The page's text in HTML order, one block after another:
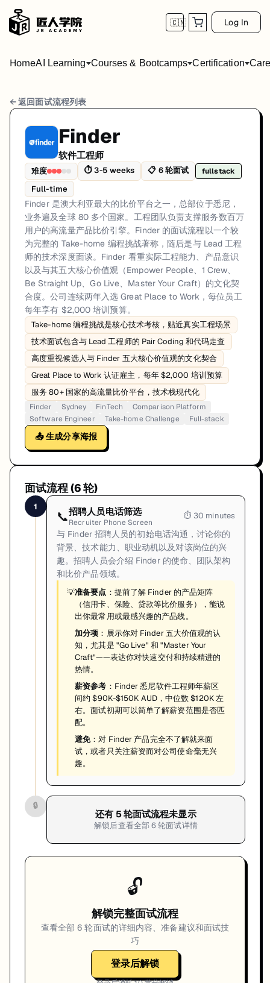
🇨🇳 Log In
HomeAI Learning Courses & Bootcamps Certification
Finder 软件工程师 面试流程
岗位方向: fullstack
Finder 是澳大利亚最大的比价平台之一，总部位于悉尼，业务遍及全
Finder的软件工程师面试共6轮，以下是每轮面试的详细流程和准备建议
第1轮 (30 minutes): 与 Finder 招聘人员的初始电话沟通，讨论
面试亮点: Take-home coding challenge is the core technical
标签: Finder, Sydney, FinTech, Comparison Platform, Software
← 返回面试流程列表
Finder
软件工程师
难度 ⏱3-5 weeks 📋 6轮面试 fullstack
Full-time
Finder 是澳大利亚最大的比价平台之一，总部位于悉尼，
业务遍及全球 80 多个国家。工程团队负责支撑服务数百万
用户的高流量产品比价引擎。Finder 的面试流程以一个较
为完整的 Take-home 编程挑战著称，随后是与 Lead 工程
师的技术深度面谈。Finder 看重实际工程能力、产品意识
以及与其五大核心价值观（Empower People、1 Crew、
Be Straight Up、Go Live、Master Your Craft）的文化契
合度。公司连续两年入选 Great Place to Work，每位员工
每年享有 $2,000 培训预算。
Take-home 编程挑战是核心技术考核，贴近真实工程场景
技术面试包含与 Lead 工程师的 Pair Coding 和代码走查
高度重视候选人与 Finder 五大核心价值观的文化契合
Great Place to Work 认证雇主，每年 $2,000 培训预算
服务 80+ 国家的高流量比价平台，技术栈现代化
Finder Sydney FinTech
Comparison Platform
Software Engineer
Take-home Challenge
Full-stack
📤 生成分享海报
面试流程 (6轮)
1
📞招聘人员电话筛选
Recruiter Phone Screen
⏱ 30 minutes
与 Finder 招聘人员的初始电话沟通，讨论你的
背景、技术能力、职业动机以及对该岗位的兴
趣。招聘人员会介绍 Finder 的使命、团队架构
和比价产品领域。
💡准备要点 ：提前了解 Finder 的产品矩阵
（信用卡、保险、贷款等比价服务），能说
出你最常用或最感兴趣的产品线。
加分项 ：展示你对 Finder 五大价值观的认
知，尤其是 "Go Live" 和 "Master Your
Craft"——表达你对快速交付和持续精进的
热情。
薪资参考 ：Finder 悉尼软件工程师年薪区
间约 $90K-$150K AUD，中位数 $120K 左
右。面试初期可以简单了解薪资范围是否匹
配。
避免：对 Finder 产品完全不了解就来面
试，或者只关注薪资而对公司使命毫无兴
趣。
🔒
还有 5轮面试流程未显示
解锁后查看全部6 轮面试详情
🔓
解锁完整面试流程
查看全部6 轮面试的详细内容、准备建议和面试技
巧
登录后解锁